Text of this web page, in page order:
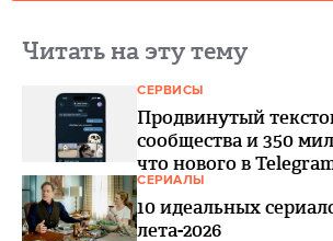
Читать на эту тему
СЕРВИСЫ
Продвинутый
сообщества и 350
что нового в
СЕРИАЛЫ
10 идеальных
лета-2026